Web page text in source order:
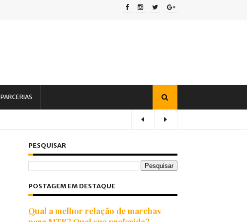
PARCERIAS
PESQUISAR
POSTAGEM EM DESTAQUE
Qual a melhor relação de marchas